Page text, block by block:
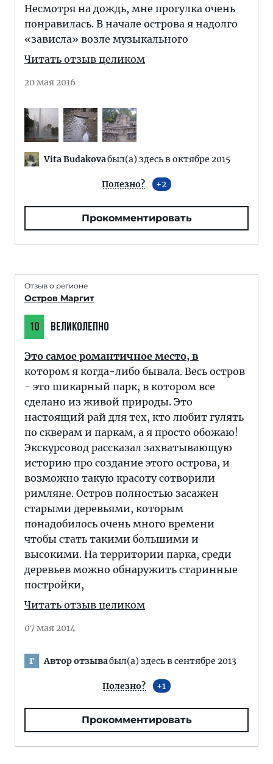
Несмотря на дождь, мне прогулка очень
понравилась. В начале острова я надолго
«зависла» возле музыкального
Читать отзыв целиком
20 мая 2016
Vita Budakovaбыл(а) здесь в октябре 2015
Полезно? 2
Прокомментировать
Отзыв о регионе
Остров Маргит
10 ВЕЛИКОЛЕПНО
Это самое романтичное место, в
котором я когда-либо бывала. Весь остров
- это шикарный парк, в котором все
сделано из живой природы. Это
настоящий рай для тех, кто любит гулять
по скверам и паркам, а я просто обожаю!
Экскурсовод рассказал захватывающую
историю про создание этого острова, и
возможно такую красоту сотворили
римляне. Остров полностью засажен
старыми деревьями, которым
понадобилось очень много времени
чтобы стать такими большими и
высокими. На территории парка, среди
деревьев можно обнаружить старинные
постройки,
Читать отзыв целиком
07 мая 2014
Г Автор отзывабыл(а) здесь в сентябре 2013
Полезно? 1
Прокомментировать